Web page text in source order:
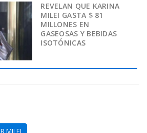
REVELAN QUE KARINA
MILEI GASTA $ 81
MILLONES EN
GASEOSAS Y BEBIDAS
ISOTÓNICAS
MILEI